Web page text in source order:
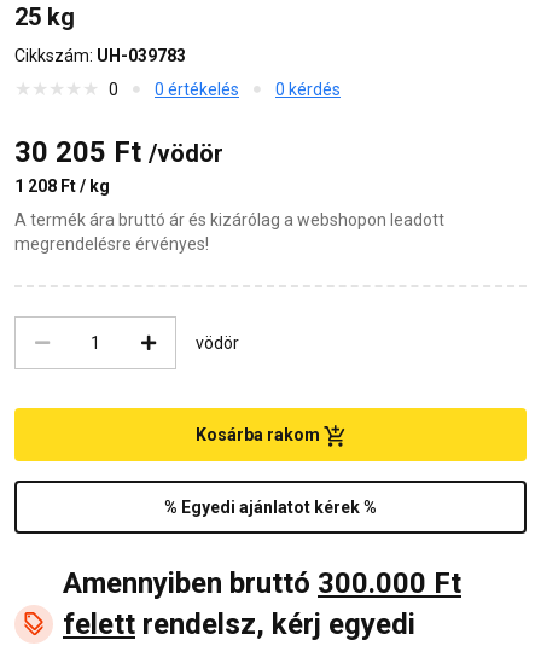
25 kg
Cikkszám: UH-039783
0
0 értékelés 0 kérdés
30 205 Ft /vödör
1 208 Ft / kg
A termék ára bruttó ár és kizárólag a webshopon leadott
megrendelésre érvényes!
vödör
% Egyedi ajánlatot kérek %
Kosárba rakom
Amennyiben bruttó 300.000 Ft
felett rendelsz, kérj egyedi